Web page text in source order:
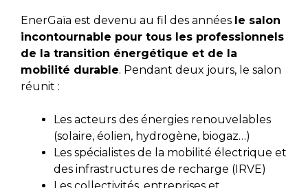
EnerGaïa est devenu au fil des années le salon
incontournable pour tous les professionnels
de la transition énergétique et de la
mobilité durable. Pendant deux jours, le salon
réunit :
Les acteurs des énergies renouvelables
(solaire, éolien, hydrogène, biogaz…)
Les spécialistes de la mobilité électrique et
des infrastructures de recharge (IRVE)